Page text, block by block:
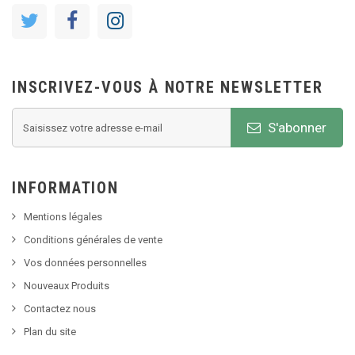
INSCRIVEZ-VOUS À NOTRE NEWSLETTER
S'abonner
INFORMATION
Mentions légales
Conditions générales de vente
Vos données personnelles
Nouveaux Produits
Contactez nous
Plan du site